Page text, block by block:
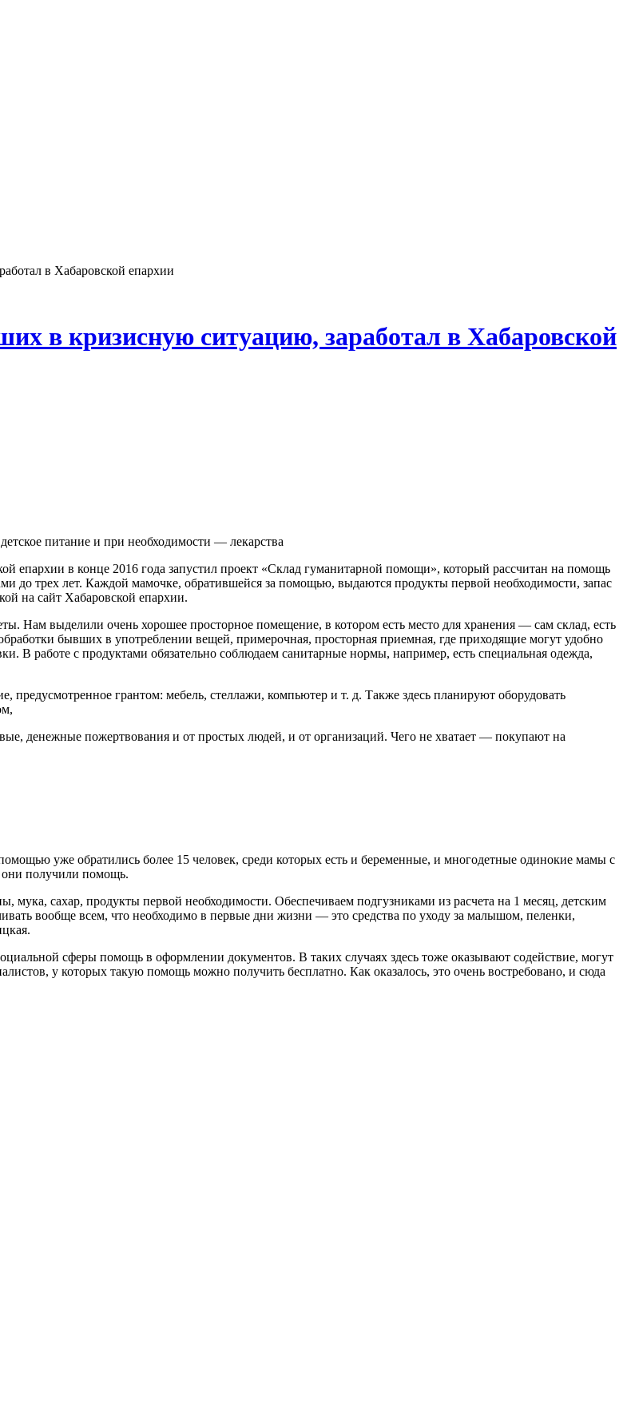
в Хабаровской епархии
в кризисную ситуацию, заработал в Хабаровской
питание и при необходимости — лекарства
епархии в конце 2016 года запустил проект «Склад гуманитарной помощи», который рассчитан на помощь
трех лет. Каждой мамочке, обратившейся за помощью, выдаются продукты первой необходимости, запас
на сайт Хабаровской епархии.
Нам выделили очень хорошее просторное помещение, в котором есть место для хранения — сам склад, есть
бывших в употреблении вещей, примерочная, просторная приемная, где приходящие могут удобно
В работе с продуктами обязательно соблюдаем санитарные нормы, например, есть специальная одежда,
предусмотренное грантом: мебель, стеллажи, компьютер и т. д. Также здесь планируют оборудовать
денежные пожертвования и от простых людей, и от организаций. Чего не хватает — покупают на
уже обратились более 15 человек, среди которых есть и беременные, и многодетные одинокие мамы с
они получили помощь.
сахар, продукты первой необходимости. Обеспечиваем подгузниками из расчета на 1 месяц, детским
вообще всем, что необходимо в первые дни жизни — это средства по уходу за малышом, пеленки,
сферы помощь в оформлении документов. В таких случаях здесь тоже оказывают содействие, могут
у которых такую помощь можно получить бесплатно. Как оказалось, это очень востребовано, и сюда